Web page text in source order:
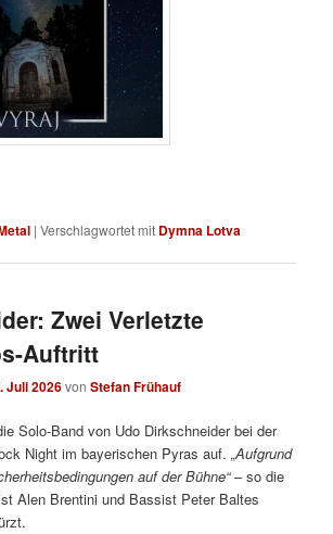
|Verschlagwortet mit Dymna Lotva
Zwei Verletzte
Auftritt
Juli 2026vonStefan Frühauf
Solo-Band von Udo Dirkschneider bei der
Night im bayerischen Pyras auf.„Aufgrund
auf der Bühne“– so die
Alen Brentini und Bassist Peter Baltes